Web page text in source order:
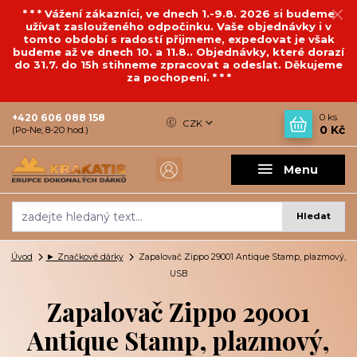
* * * Vážení zákazníci, ve dnech 1.-9.8. 2026 si budeme
užívat zaslouženého odpočinku. Vaše objednávky i v
tomto období s radostí přijmeme, expedovat je však
budeme až ve dnech 10. a 11.8.. Objednávky, které dorazí
do 31.7. do 15h stihneme zpracovat a odeslat. Děkujeme
za pochopení. * * *
Menu
CZK
Hledat
+420 606 088 158
(Po-Ne, 8-20 hod.)
0 ks
0 Kč
Úvod ► Značkové dárky
Zapalovač Zippo 29001 Antique Stamp, plazmový,
USB
Zapalovač Zippo 29001
Antique Stamp, plazmový,